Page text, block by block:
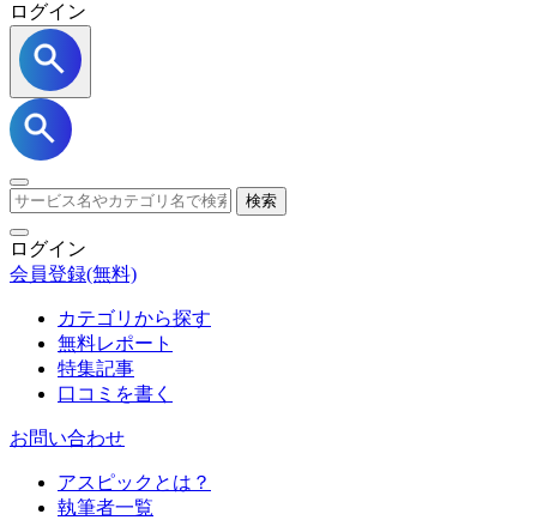
ログイン
検索
ログイン
会員登録(無料)
カテゴリから探す
無料レポート
特集記事
口コミを書く
お問い合わせ
アスピックとは？
執筆者一覧